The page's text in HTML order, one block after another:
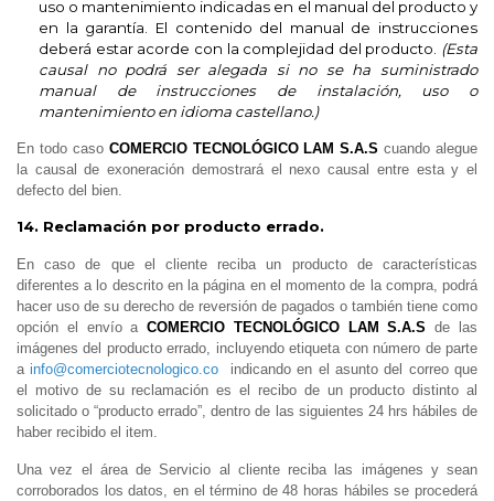
uso o mantenimiento indicadas en el manual del producto y
en la garantía. El contenido del manual de instrucciones
deberá estar acorde con la complejidad del producto.
(Esta
causal no podrá ser alegada si no se ha suministrado
manual de instrucciones de instalación, uso o
mantenimiento en idioma castellano.)
En todo caso COMERCIO TECNOLÓGICO LAM S.A.S cuando alegue
la causal de exoneración demostrará el nexo causal entre esta y el
defecto del bien.
14. Reclamación por producto errado.
En caso de que el cliente reciba un producto de características
diferentes a lo descrito en la página en el momento de la compra, podrá
hacer uso de su derecho de reversión de pagados o también tiene como
opción el envío aCOMERCIO TECNOLÓGICO LAM S.A.S de las
imágenes del producto errado, incluyendo etiqueta con número de parte
ainfo@comerciotecnologico.co indicando en el asunto del correo que
el motivo de su reclamación es el recibo de un producto distinto al
solicitado o “producto errado”, dentro de las siguientes 24 hrs hábiles de
haber recibido el item.
Una vez el área de Servicio al cliente reciba las imágenes y sean
corroborados los datos, en el término de 48 horas hábiles se procederá